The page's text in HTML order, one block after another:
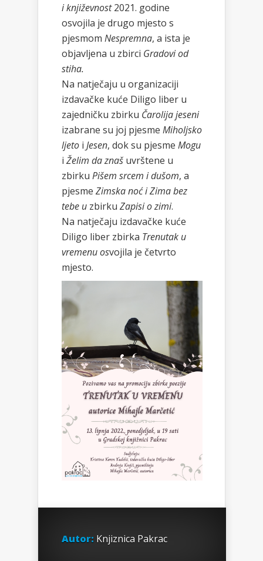
i književnost2021. godine
osvojila je drugo mjesto s
pjesmom Nespremna, a ista je
objavljena u zbirci Gradovi od
stiha.
Na natječaju u organizaciji
izdavačke kuće Diligo liber u
zajedničku zbirku Čarolija jeseni
izabrane su joj pjesme Miholjsko
ljeto i Jesen, dok su pjesme Mogu
i Želim da znaš uvrštene u
zbirku Pišem srcem i dušom, a
pjesme Zimska noć i Zima bez
tebe u zbirku Zapisi o zimi.
Na natječaju izdavačke kuće
Diligo liber zbirka Trenutak u
vremenu osvojila je četvrto
mjesto.
Autor: Knjiznica Pakrac